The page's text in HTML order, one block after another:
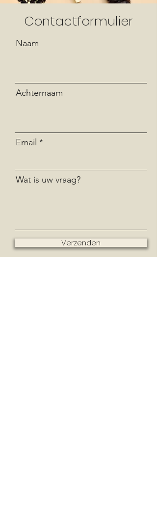
Contactformulier
Naam
Achternaam
Email
Wat is uw vraag?
Verzenden